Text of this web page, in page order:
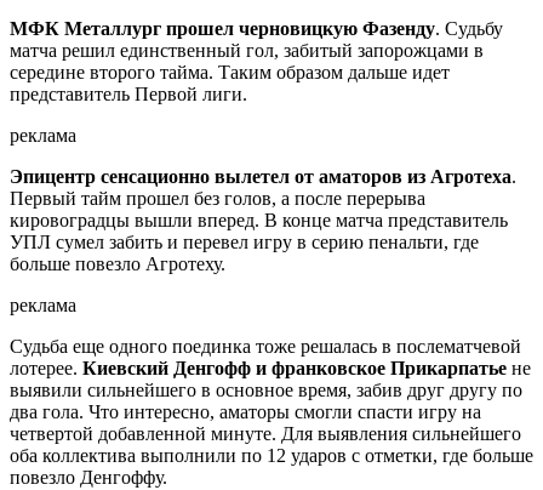
МФК Металлург прошел черновицкую Фазенду. Судьбу
матча решил единственный гол, забитый запорожцами в
середине второго тайма. Таким образом дальше идет
представитель Первой лиги.
реклама
Эпицентр сенсационно вылетел от аматоров из Агротеха.
Первый тайм прошел без голов, а после перерыва
кировоградцы вышли вперед. В конце матча представитель
УПЛ сумел забить и перевел игру в серию пенальти, где
больше повезло Агротеху.
реклама
Судьба еще одного поединка тоже решалась в послематчевой
лотерее. Киевский Денгофф и франковское Прикарпатье не
выявили сильнейшего в основное время, забив друг другу по
два гола. Что интересно, аматоры смогли спасти игру на
четвертой добавленной минуте. Для выявления сильнейшего
оба коллектива выполнили по 12 ударов с отметки, где больше
повезло Денгоффу.